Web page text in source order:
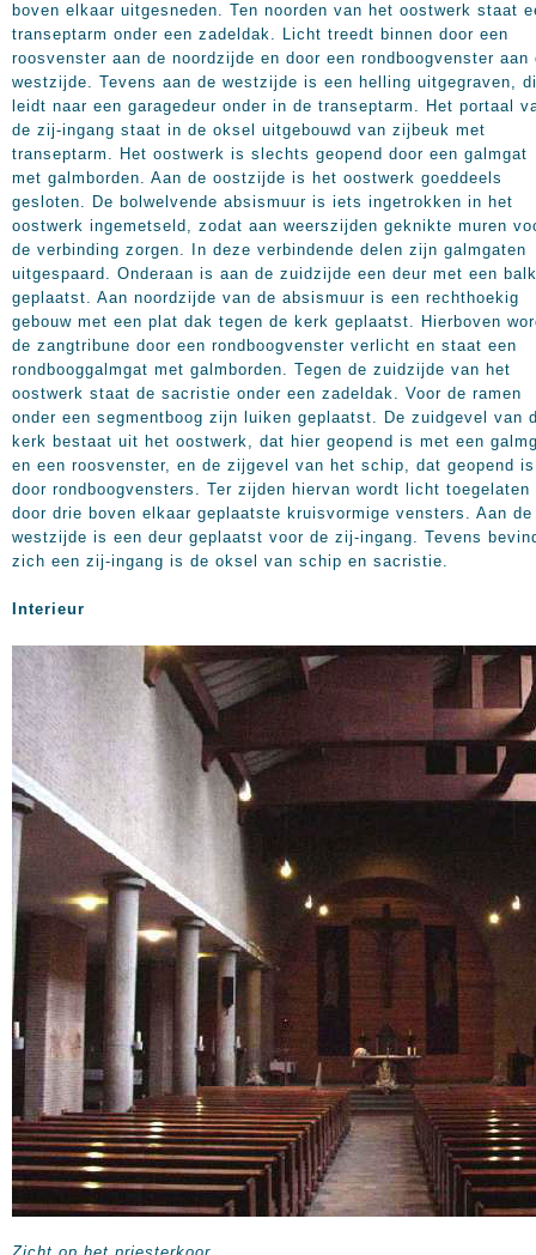
boven elkaar uitgesneden. Ten noorden van het oostwerk staat
transeptarm onder een zadeldak. Licht treedt binnen door een
roosvenster aan de noordzijde en door een rondboogvenster aan
westzijde. Tevens aan de westzijde is een helling uitgegraven,
leidt naar een garagedeur onder in de transeptarm. Het portaal
de zij-ingang staat in de oksel uitgebouwd van zijbeuk met
transeptarm. Het oostwerk is slechts geopend door een galmgat
met galmborden. Aan de oostzijde is het oostwerk goeddeels
gesloten. De bolwelvende absismuur is iets ingetrokken in het
oostwerk ingemetseld, zodat aan weerszijden geknikte muren
de verbinding zorgen. In deze verbindende delen zijn galmgaten
uitgespaard. Onderaan is aan de zuidzijde een deur met een
geplaatst. Aan noordzijde van de absismuur is een rechthoekig
gebouw met een plat dak tegen de kerk geplaatst. Hierboven
de zangtribune door een rondboogvenster verlicht en staat een
rondbooggalmgat met galmborden. Tegen de zuidzijde van het
oostwerk staat de sacristie onder een zadeldak. Voor de ramen
onder een segmentboog zijn luiken geplaatst. De zuidgevel van
kerk bestaat uit het oostwerk, dat hier geopend is met een
en een roosvenster, en de zijgevel van het schip, dat geopend is
door rondboogvensters. Ter zijden hiervan wordt licht toegelaten
door drie boven elkaar geplaatste kruisvormige vensters. Aan de
westzijde is een deur geplaatst voor de zij-ingang. Tevens
zich een zij-ingang is de oksel van schip en sacristie.
Interieur